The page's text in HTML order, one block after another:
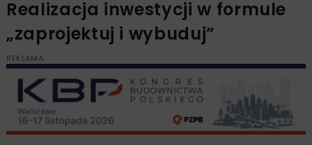
Realizacja inwestycji w formule
„zaprojektuj i wybuduj”
REKLAMA